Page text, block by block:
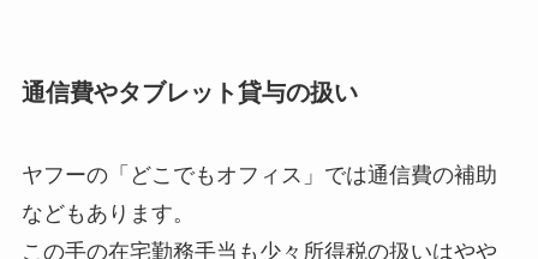
通信費やタブレット貸与の扱い
ヤフーの「どこでもオフィス」では通信費の補助
などもあります。
この手の在宅勤務手当も少々所得税の扱いはやや